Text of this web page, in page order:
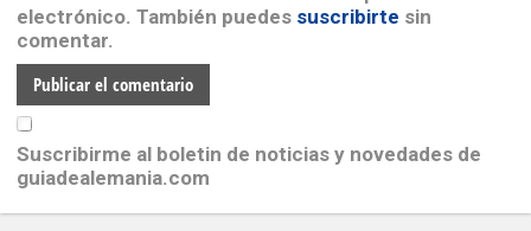
electrónico. También puedes suscribirte sin
comentar.
Suscribirme al boletin de noticias y novedades de
guiadealemania.com